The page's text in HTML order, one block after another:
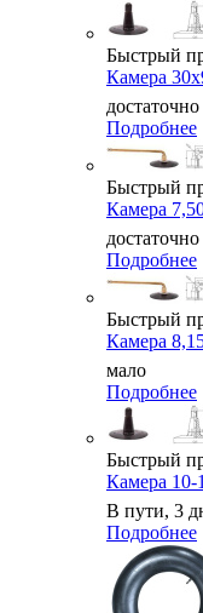
Быстрый
Камера
достаточно
Подробнее
Быстрый
Камера
достаточно
Подробнее
Быстрый
Камера
мало
Подробнее
Быстрый
Камера 10-
В пути, 3
Подробнее